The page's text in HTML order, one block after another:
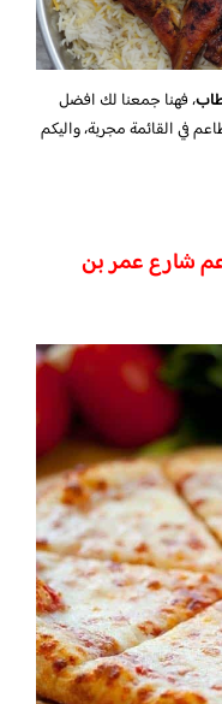
، فهنا جمعنا لك افضل
في القائمة مجربة، واليكم
شارع عمر بن